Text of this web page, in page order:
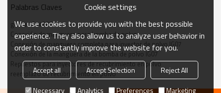
completo
Palabras Claves
gema 1014806
Conexión de manguera para bomba de polvo
Conexión de manguera completa para inyector de polvo IG07
Conexión de la manguera de la bomba de polvo IG07
Repuestos para inyectores de recubrimiento en polvo
reemplazo de recubrimiento en polvo
Cookie settings
We use cookies to provide you with the best possible
experience. They also allow us to analyze user behavior in
order to constantly improve the website for you.
Accept all Accept Selection
Reject All
Necessary
Analytics Preferences Marketing